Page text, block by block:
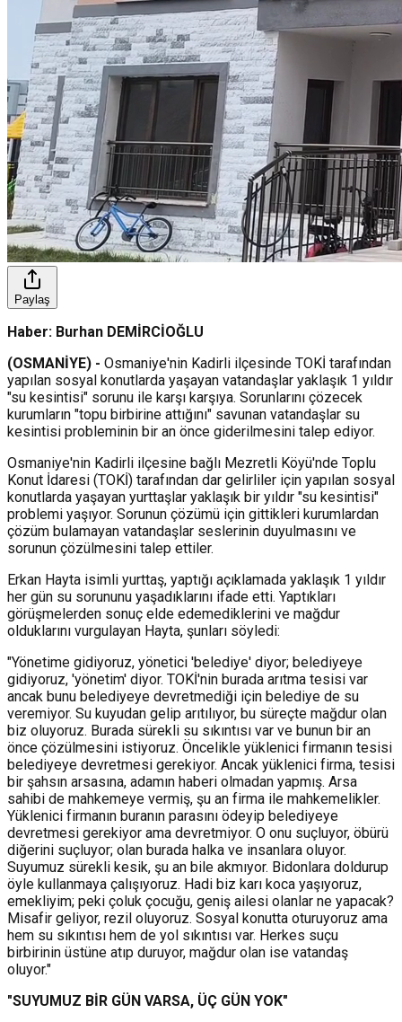
Paylaş
Haber: Burhan DEMİRCİOĞLU
(OSMANİYE) - Osmaniye'nin Kadirli ilçesinde TOKİ tarafından
yapılan sosyal konutlarda yaşayan vatandaşlar yaklaşık 1 yıldır
"su kesintisi" sorunu ile karşı karşıya. Sorunlarını çözecek
kurumların "topu birbirine attığını" savunan vatandaşlar su
kesintisi probleminin bir an önce giderilmesini talep ediyor.
Osmaniye'nin Kadirli ilçesine bağlı Mezretli Köyü'nde Toplu
Konut İdaresi (TOKİ) tarafından dar gelirliler için yapılan sosyal
konutlarda yaşayan yurttaşlar yaklaşık bir yıldır "su kesintisi"
problemi yaşıyor. Sorunun çözümü için gittikleri kurumlardan
çözüm bulamayan vatandaşlar seslerinin duyulmasını ve
sorunun çözülmesini talep ettiler.
Erkan Hayta isimli yurttaş, yaptığı açıklamada yaklaşık 1 yıldır
her gün su sorununu yaşadıklarını ifade etti. Yaptıkları
görüşmelerden sonuç elde edemediklerini ve mağdur
olduklarını vurgulayan Hayta, şunları söyledi:
"Yönetime gidiyoruz, yönetici 'belediye' diyor; belediyeye
gidiyoruz, 'yönetim' diyor. TOKİ'nin burada arıtma tesisi var
ancak bunu belediyeye devretmediği için belediye de su
veremiyor. Su kuyudan gelip arıtılıyor, bu süreçte mağdur olan
biz oluyoruz. Burada sürekli su sıkıntısı var ve bunun bir an
önce çözülmesini istiyoruz. Öncelikle yüklenici firmanın tesisi
belediyeye devretmesi gerekiyor. Ancak yüklenici firma, tesisi
bir şahsın arsasına, adamın haberi olmadan yapmış. Arsa
sahibi de mahkemeye vermiş, şu an firma ile mahkemelikler.
Yüklenici firmanın buranın parasını ödeyip belediyeye
devretmesi gerekiyor ama devretmiyor. O onu suçluyor, öbürü
diğerini suçluyor; olan burada halka ve insanlara oluyor.
Suyumuz sürekli kesik, şu an bile akmıyor. Bidonlara doldurup
öyle kullanmaya çalışıyoruz. Hadi biz karı koca yaşıyoruz,
emekliyim; peki çoluk çocuğu, geniş ailesi olanlar ne yapacak?
Misafir geliyor, rezil oluyoruz. Sosyal konutta oturuyoruz ama
hem su sıkıntısı hem de yol sıkıntısı var. Herkes suçu
birbirinin üstüne atıp duruyor, mağdur olan ise vatandaş
oluyor."
"SUYUMUZ BİR GÜN VARSA, ÜÇ GÜN YOK"